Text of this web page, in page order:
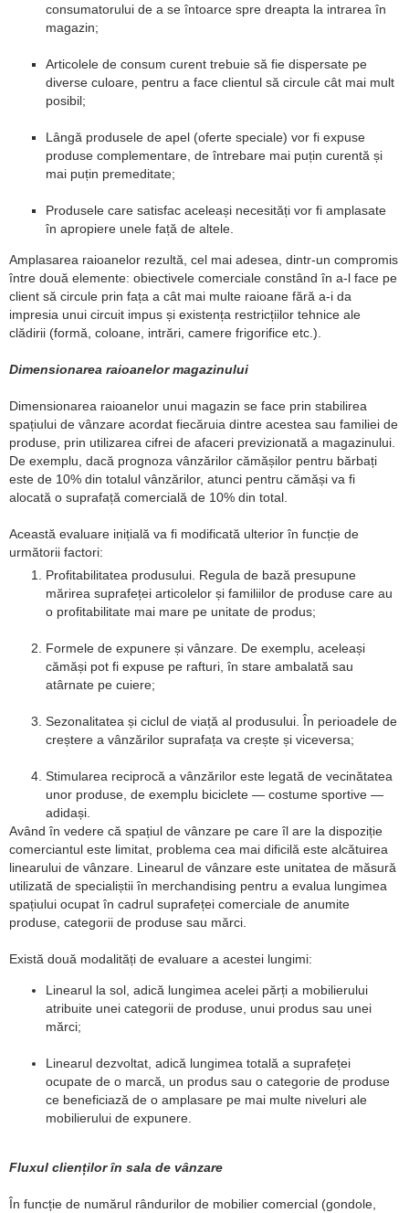
consumatorului de a se întoarce spre dreapta la intrarea în
magazin;
Articolele de consum curent trebuie să fie dispersate pe
diverse culoare, pentru a face clientul să circule cât mai mult
posibil;
Lângă produsele de apel (oferte speciale) vor fi expuse
produse complementare, de întrebare mai puțin curentă și
mai puțin premeditate;
Produsele care satisfac aceleași necesități vor fi amplasate
în apropiere unele față de altele.
Amplasarea raioanelor rezultă, cel mai adesea, dintr-un compromis
între două elemente: obiectivele comerciale constând în a-l face pe
client să circule prin fața a cât mai multe raioane fără a-i da
impresia unui circuit impus și existența restricțiilor tehnice ale
clădirii (formă, coloane, intrări, camere frigorifice etc.).
Dimensionarea raioanelor magazinului
Dimensionarea raioanelor unui magazin se face prin stabilirea
spațiului de vânzare acordat fiecăruia dintre acestea sau familiei de
produse, prin utilizarea cifrei de afaceri previzionată a magazinului.
De exemplu, dacă prognoza vânzărilor cămășilor pentru bărbați
este de 10% din totalul vânzărilor, atunci pentru cămăși va fi
alocată o suprafață comercială de 10% din total.
Această evaluare inițială va fi modificată ulterior în funcție de
următorii factori:
Profitabilitatea produsului. Regula de bază presupune
mărirea suprafeței articolelor și familiilor de produse care au
o profitabilitate mai mare pe unitate de produs;
Formele de expunere și vânzare. De exemplu, aceleași
cămăși pot fi expuse pe rafturi, în stare ambalată sau
atârnate pe cuiere;
Sezonalitatea și ciclul de viață al produsului. În perioadele de
creștere a vânzărilor suprafața va crește și viceversa;
Stimularea reciprocă a vânzărilor este legată de vecinătatea
unor produse, de exemplu biciclete — costume sportive —
adidași.
Având în vedere că spațiul de vânzare pe care îl are la dispoziție
comerciantul este limitat, problema cea mai dificilă este alcătuirea
linearului de vânzare. Linearul de vânzare este unitatea de măsură
utilizată de specialiștii în merchandising pentru a evalua lungimea
spațiului ocupat în cadrul suprafeței comerciale de anumite
produse, categorii de produse sau mărci.
Există două modalități de evaluare a acestei lungimi:
Linearul la sol, adică lungimea acelei părți a mobilierului
atribuite unei categorii de produse, unui produs sau unei
mărci;
Linearul dezvoltat, adică lungimea totală a suprafeței
ocupate de o marcă, un produs sau o categorie de produse
ce beneficiază de o amplasare pe mai multe niveluri ale
mobilierului de expunere.
Fluxul clienților în sala de vânzare
În funcție de numărul rândurilor de mobilier comercial (gondole,